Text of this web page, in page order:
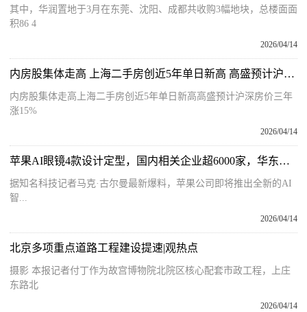
其中，华润置地于3月在东莞、沈阳、成都共收购3幅地块，总楼面面
积86 4
2026/04/14
内房股集体走高 上海二手房创近5年单日新高 高盛预计沪深房价三年涨15%
内房股集体走高上海二手房创近5年单日新高高盛预计沪深房价三年
涨15%
2026/04/14
苹果AI眼镜4款设计定型，国内相关企业超6000家，华东华南逾六成
据知名科技记者马克·古尔曼最新爆料，苹果公司即将推出全新的AI
智...
2026/04/14
北京多项重点道路工程建设提速|观热点
摄影 本报记者付丁作为故宫博物院北院区核心配套市政工程，上庄
东路北
2026/04/14